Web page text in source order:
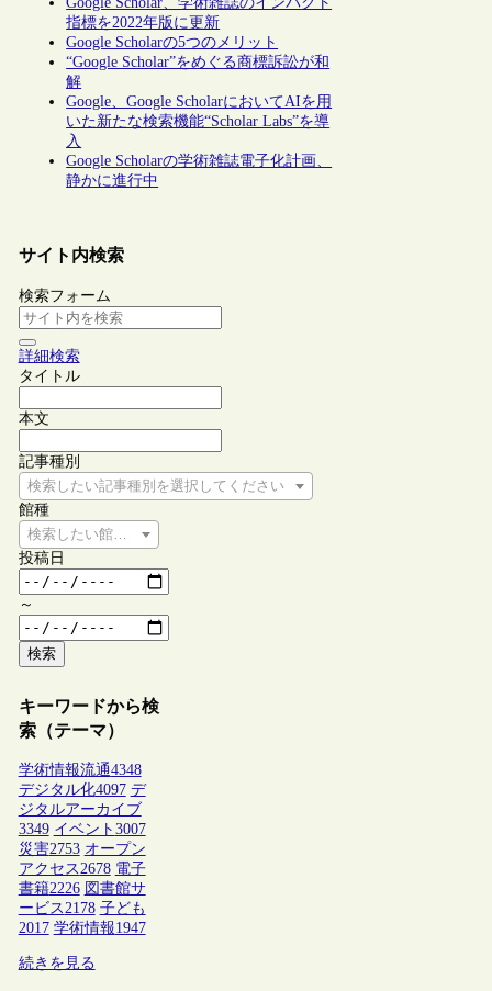
指標を2022年版に更新
Google Scholarの5つのメリット
“Google Scholar”をめぐる商標訴訟が和
解
Google、Google ScholarにおいてAIを用
いた新たな検索機能“Scholar Labs”を導
入
Google Scholarの学術雑誌電子化計画、
静かに進行中
サイト内検索
検索フォーム
詳細検索
タイトル
本文
記事種別
検索したい記事種別を選択してください
館種
検索したい館種を選択してください
投稿日
～
検索
キーワードから検
索（テーマ）
学術情報流通4348
デジタル化4097 デ
ジタルアーカイブ
3349 イベント 3007
災害2753 オープン
アクセス2678 電子
書籍2226 図書館サ
ービス2178 子ども
2017 学術情報1947
続きを見る